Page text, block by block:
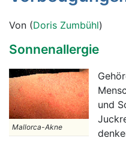
Ratgeber
Rubriken
Von (Doris Zumbühl)
Sonnenallergie
Mallorca-Akne
und